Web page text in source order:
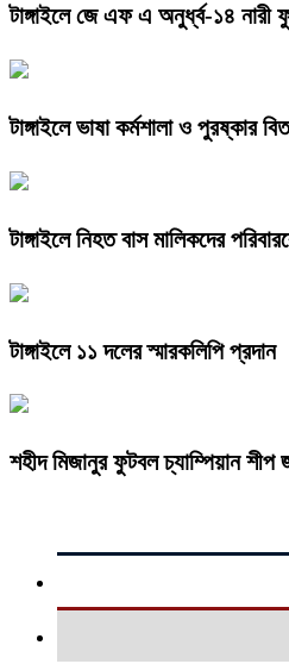
টাঙ্গাইলে জে এফ এ অনুর্ধ্ব-১৪ নারী
টাঙ্গাইলে ভাষা কর্মশালা ও পুরষ্কার
টাঙ্গাইলে নিহত বাস মালিকদের
টাঙ্গাইলে ১১ দলের স্মারকলিপি প্রদান
শহীদ মিজানুর ফুটবল চ্যাম্পিয়ান শীপ